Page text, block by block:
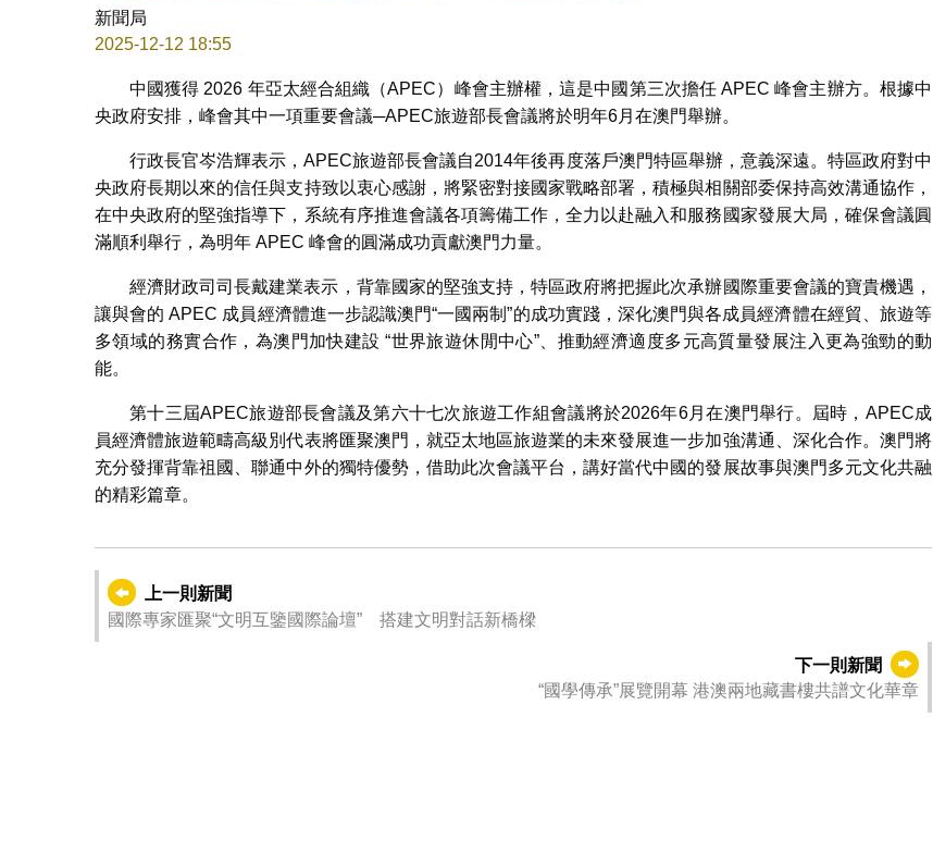
新聞局
2025-12-12 18:55
中國獲得 2026 年亞太經合組織（APEC）峰會主辦權，這是中國第三次擔任 APEC 峰會主辦方。根據中
央政府安排，峰會其中一項重要會議─APEC旅遊部長會議將於明年6月在澳門舉辦。
行政長官岑浩輝表示，APEC旅遊部長會議自2014年後再度落戶澳門特區舉辦，意義深遠。特區政府對中
央政府長期以來的信任與支持致以衷心感謝，將緊密對接國家戰略部署，積極與相關部委保持高效溝通協作，
在中央政府的堅強指導下，系統有序推進會議各項籌備工作，全力以赴融入和服務國家發展大局，確保會議圓
滿順利舉行，為明年 APEC 峰會的圓滿成功貢獻澳門力量。
經濟財政司司長戴建業表示，背靠國家的堅強支持，特區政府將把握此次承辦國際重要會議的寶貴機遇，
讓與會的 APEC 成員經濟體進一步認識澳門“一國兩制”的成功實踐，深化澳門與各成員經濟體在經貿、旅遊等
多領域的務實合作，為澳門加快建設 “世界旅遊休閒中心”、推動經濟適度多元高質量發展注入更為強勁的動
能。
第十三屆APEC旅遊部長會議及第六十七次旅遊工作組會議將於2026年6月在澳門舉行。屆時，APEC成
員經濟體旅遊範疇高級別代表將匯聚澳門，就亞太地區旅遊業的未來發展進一步加強溝通、深化合作。澳門將
充分發揮背靠祖國、聯通中外的獨特優勢，借助此次會議平台，講好當代中國的發展故事與澳門多元文化共融
的精彩篇章。
上一則新聞
國際專家匯聚“文明互鑒國際論壇” 搭建文明對話新橋樑
下一則新聞
“國學傳承”展覽開幕 港澳兩地藏書樓共譜文化華章